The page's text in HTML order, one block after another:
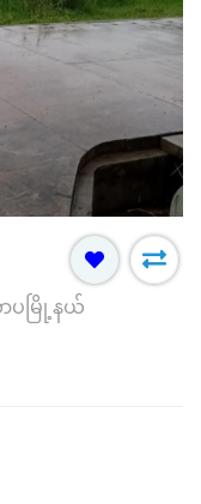
ပမြို့နယ်